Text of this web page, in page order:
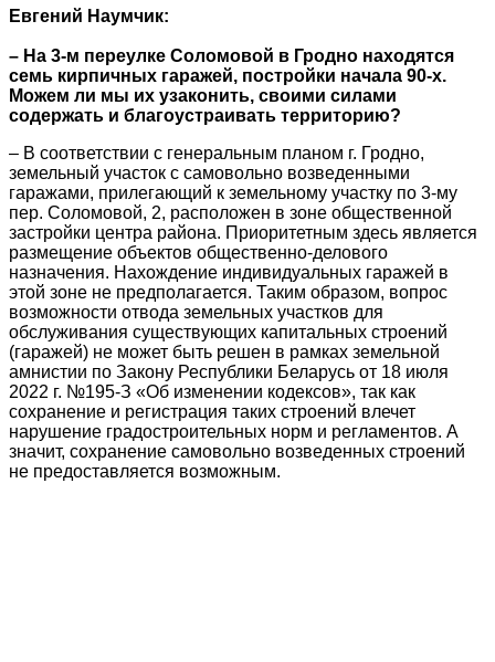
Евгений Наумчик:
– На 3-м переулке Соломовой в Гродно находятся
семь кирпичных гаражей, постройки начала 90-х.
Можем ли мы их узаконить, своими силами
содержать и благоустраивать территорию?
– В соответствии с генеральным планом г. Гродно,
земельный участок с самовольно возведенными
гаражами, прилегающий к земельному участку по 3-му
пер. Соломовой, 2, расположен в зоне общественной
застройки центра района. Приоритетным здесь является
размещение объектов общественно-делового
назначения. Нахождение индивидуальных гаражей в
этой зоне не предполагается. Таким образом, вопрос
возможности отвода земельных участков для
обслуживания существующих капитальных строений
(гаражей) не может быть решен в рамках земельной
амнистии по Закону Республики Беларусь от 18 июля
2022 г. №195-З «Об изменении кодексов», так как
сохранение и регистрация таких строений влечет
нарушение градостроительных норм и регламентов. А
значит, сохранение самовольно возведенных строений
не предоставляется возможным.